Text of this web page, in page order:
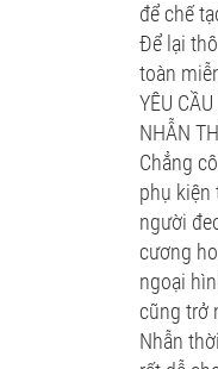
để chế
Để lại
toàn
YÊU
NHẪN
Chẳng
phụ kiện
người
cương
ngoại
cũng trở
Nhẫn